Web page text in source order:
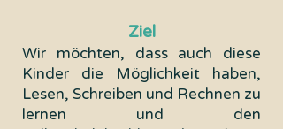
Ziel
Wir möchten, dass auch diese
Kinder die Möglichkeit haben,
Lesen, Schreiben und Rechnen zu
lernen und den